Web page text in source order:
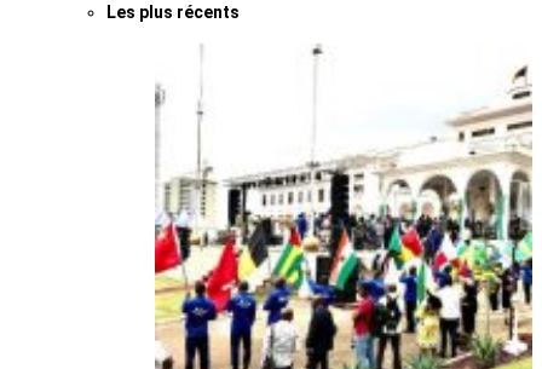
Les plus récents